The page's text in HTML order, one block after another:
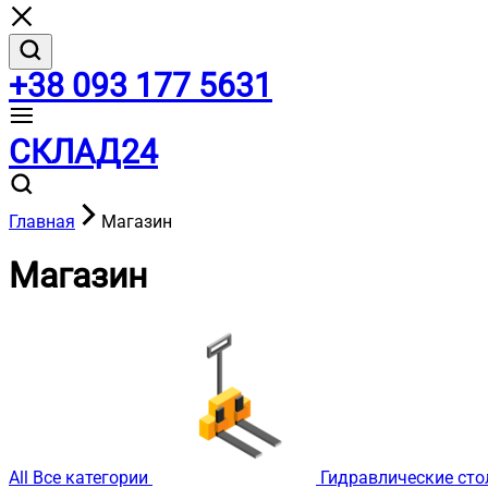
+38 093 177 5631
СКЛАД24
Главная Магазин
Магазин
All Все категории Гидравлические